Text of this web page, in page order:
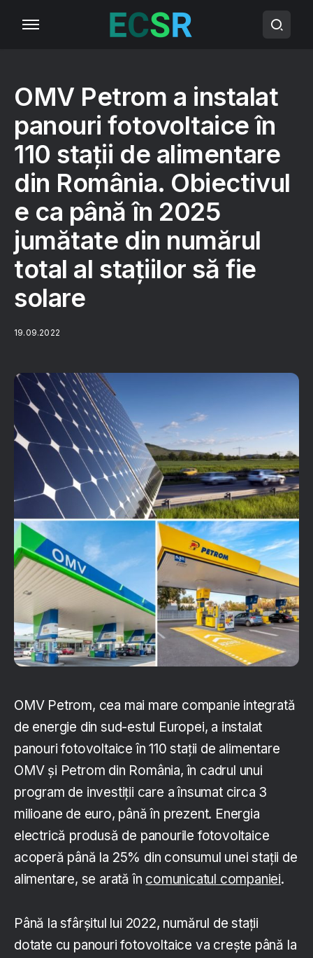
OMV Petrom a instalat
panouri fotovoltaice în
110 stații de alimentare
din România. Obiectivul
e ca până în 2025
jumătate din numărul
total al stațiilor să fie
solare
19.09.2022
OMV Petrom, cea mai mare companie integrată
de energie din sud-estul Europei, a instalat
panouri fotovoltaice în 110 stații de alimentare
OMV și Petrom din România, în cadrul unui
program de investiții care a însumat circa 3
milioane de euro, până în prezent. Energia
electrică produsă de panourile fotovoltaice
acoperă până la 25% din consumul unei stații de
alimentare, se arată în comunicatul companiei.
Până la sfârșitul lui 2022, numărul de stații
dotate cu panouri fotovoltaice va crește până la